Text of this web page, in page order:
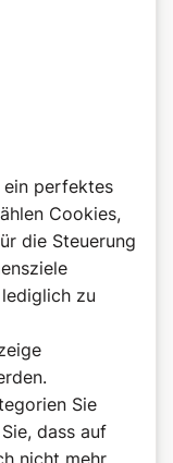
ein perfektes
Cookies,
die Steuerung
zu
Sie
dass auf